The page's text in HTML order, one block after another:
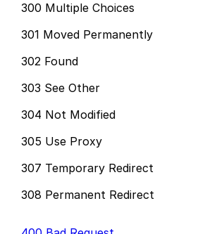
300 Multiple Choices
301 Moved Permanently
302 Found
303 See Other
304 Not Modified
305 Use Proxy
307 Temporary Redirect
308 Permanent Redirect